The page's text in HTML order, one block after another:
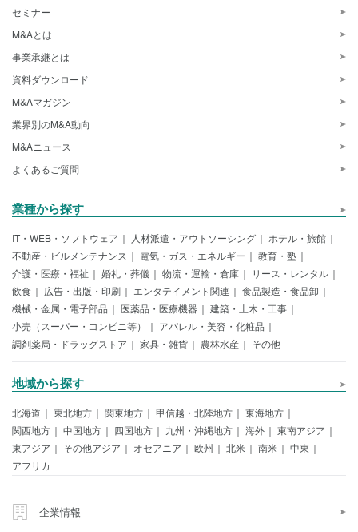
セミナー
M&Aとは
事業承継とは
資料ダウンロード
M&Aマガジン
業界別のM&A動向
M&Aニュース
よくあるご質問
業種から探す
IT・WEB・ソフトウェア 人材派遣・アウトソーシング
ホテル・旅館
不動産・ビルメンテナンス
電気・ガス・エネルギー
教育・塾
介護・医療・福祉
婚礼・葬儀 物流・運輸・倉庫
リース・レンタル
飲食
広告・出版・印刷 エンタテイメント関連
食品製造・食品卸
機械・金属・電子部品
医薬品・医療機器
建築・土木・工事
小売（スーパー・コンビニ等）
アパレル・美容・化粧品
調剤薬局・ドラッグストア
家具・雑貨 農林水産 その他
地域から探す
北海道 東北地方 関東地方 甲信越・北陸地方
東海地方
関西地方
中国地方 四国地方 九州・沖縄地方 海外
東南アジア
東アジア
その他アジア オセアニア 欧州 北米 南米
中東
アフリカ
企業情報